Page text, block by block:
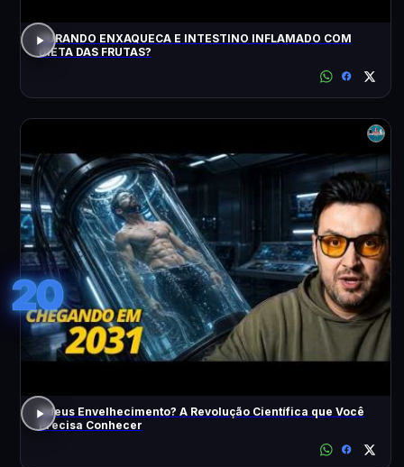
CURANDO ENXAQUECA E INTESTINO INFLAMADO COM
DIETA DAS FRUTAS?
20
Adeus Envelhecimento? A Revolução Científica que Você
Precisa Conhecer